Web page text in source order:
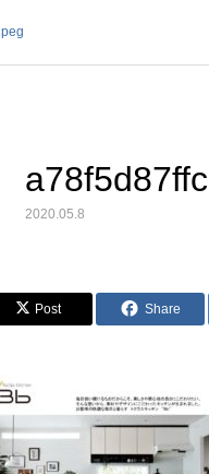
2020.05.8
Post Share